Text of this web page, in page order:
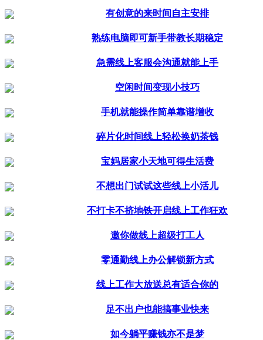
有创意的来时间自主安排
熟练电脑即可新手带教长期稳定
急需线上客服会沟通就能上手
空闲时间变现小技巧
手机就能操作简单靠谱增收
碎片化时间线上轻松换奶茶钱
宝妈居家小天地可得生活费
不想出门试试这些线上小活儿
不打卡不挤地铁开启线上工作狂欢
邀你做线上超级打工人
零通勤线上办公解锁新方式
线上工作大放送总有适合你的
足不出户也能搞事业快来
如今躺平赚钱亦不是梦